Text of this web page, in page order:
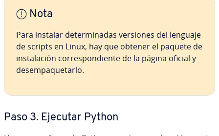
Nota
Para instalar de­te­r­mi­na­das versiones del lenguaje
de scripts en Linux, hay que obtener el paquete de
in­s­ta­la­ción co­rre­s­po­n­die­n­te de la página oficial y
des­em­pa­que­tar­lo.
Paso 3. Ejecutar Python